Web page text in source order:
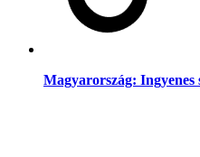
Magyarország: